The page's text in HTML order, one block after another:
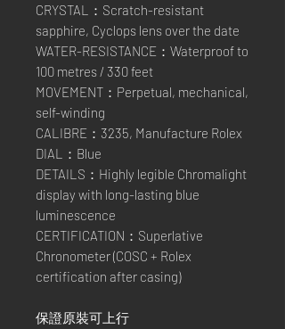
CRYSTAL：Scratch-resistant
sapphire, Cyclops lens over the date
WATER-RESISTANCE：Waterproof to
100 metres / 330 feet
MOVEMENT：Perpetual, mechanical,
self-winding
CALIBRE：3235, Manufacture Rolex
DIAL：Blue
DETAILS：Highly legible Chromalight
display with long-lasting blue
luminescence
CERTIFICATION：Superlative
Chronometer (COSC + Rolex
certification after casing)
保證原裝可上行